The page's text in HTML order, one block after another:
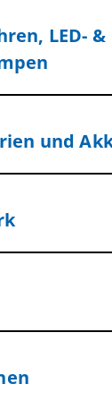
LED- &
und